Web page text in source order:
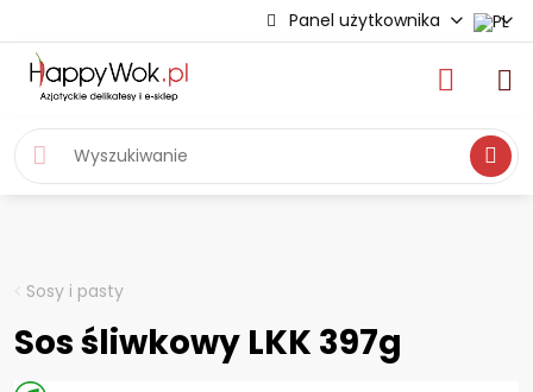
Panel użytkownika
Sosy i pasty
Sos śliwkowy LKK 397g